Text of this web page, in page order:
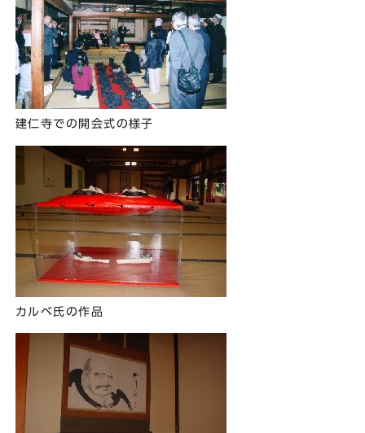
建仁寺での開会式の様子
カルベ氏の作品